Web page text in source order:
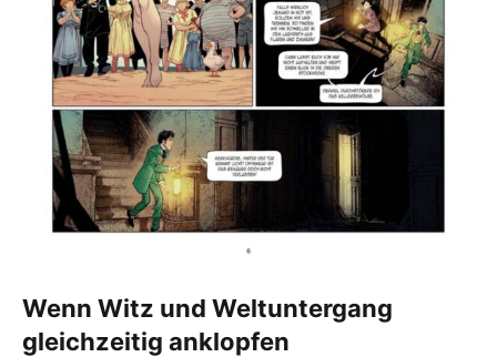
Wenn Witz und Weltuntergang
gleichzeitig anklopfen